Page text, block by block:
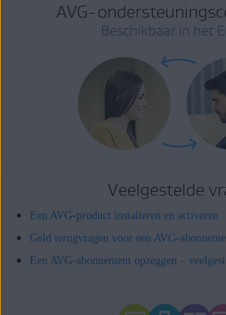
AVG-
Beschikbaar in het
Veelgestelde
Een AVG-product installeren en activeren
Geld terugvragen voor een AVG-
Een AVG-abonnement opzeggen –